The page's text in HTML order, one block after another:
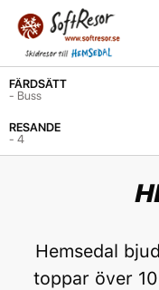
FÄRDSÄTT
- Buss
RESANDE
- 4
Hemsedal
toppar över